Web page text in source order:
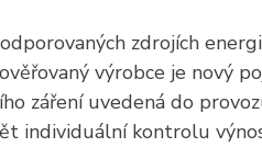
zdrojích
výrobce je nový
záření uvedená do
individuální kontrolu